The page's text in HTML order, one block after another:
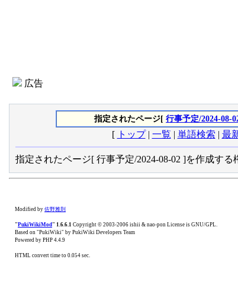
広告
指定されたページ[ 行事予定/2024-08-
[ トップ| 一覧 | 単語検索 | 最
指定されたページ[ 行事予定/2024-08-02 ]を作成する
Modified by 佐野雅則
"PukiWikiMod" 1.6.6.1 Copyright © 2003-2006 ishii & nao-pon License is GNU/GPL.
Based on "PukiWiki" by PukiWiki Developers Team
Powered by PHP 4.4.9
HTML convert time to 0.054 sec.